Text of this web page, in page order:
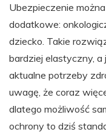
Ubezpieczenie
dodatkowe:
dziecko. Takie
bardziej elastyczny, a
aktualne potrzeby
uwagę, że coraz
dlatego możliwość
ochrony to dziś